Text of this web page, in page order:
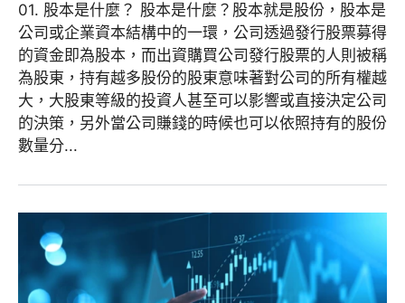
01. 股本是什麼？ 股本是什麼？股本就是股份，股本是
公司或企業資本結構中的一環，公司透過發行股票募得
的資金即為股本，而出資購買公司發行股票的人則被稱
為股東，持有越多股份的股東意味著對公司的所有權越
大，大股東等級的投資人甚至可以影響或直接決定公司
的決策，另外當公司賺錢的時候也可以依照持有的股份
數量分...